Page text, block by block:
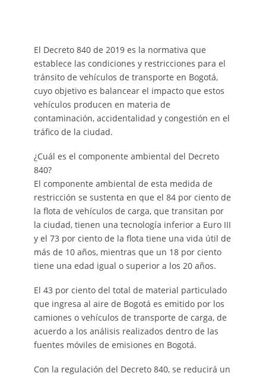
El Decreto 840 de 2019 es la normativa que
establece las condiciones y restricciones para el
tránsito de vehículos de transporte en Bogotá,
cuyo objetivo es balancear el impacto que estos
vehículos producen en materia de
contaminación, accidentalidad y congestión en el
tráfico de la ciudad.
¿Cuál es el componente ambiental del Decreto
840?
El componente ambiental de esta medida de
restricción se sustenta en que el 84 por ciento de
la flota de vehículos de carga, que transitan por
la ciudad, tienen una tecnología inferior a Euro III
y el 73 por ciento de la flota tiene una vida útil de
más de 10 años, mientras que un 18 por ciento
tiene una edad igual o superior a los 20 años.
El 43 por ciento del total de material particulado
que ingresa al aire de Bogotá es emitido por los
camiones o vehículos de transporte de carga, de
acuerdo a los análisis realizados dentro de las
fuentes móviles de emisiones en Bogotá.
Con la regulación del Decreto 840, se reducirá un